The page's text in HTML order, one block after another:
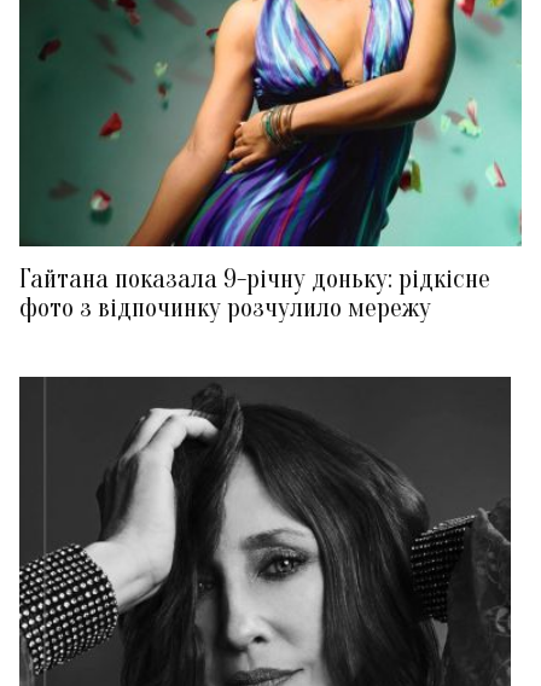
Гайтана показала 9-річну доньку: рідкісне
фото з відпочинку розчулило мережу